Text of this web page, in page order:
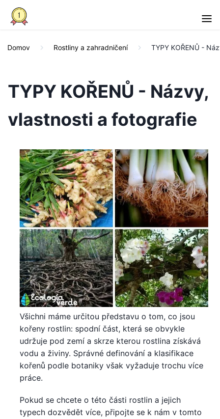
Domov Rostliny a zahradničení TYPY KOŘENŮ -
TYPY KOŘENŮ - Názvy,
vlastnosti a fotografie
Všichni máme určitou představu o tom, co jsou
kořeny rostlin: spodní část, která se obvykle
udržuje pod zemí a skrze kterou rostlina získává
vodu a živiny. Správné definování a klasifikace
kořenů podle botaniky však vyžaduje trochu více
práce.
Pokud se chcete o této části rostlin a jejich
typech dozvědět více, připojte se k nám v tomto